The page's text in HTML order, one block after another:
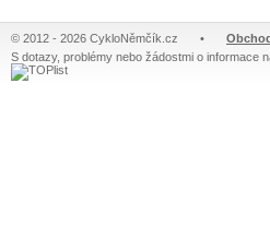
© 2012 - 2026 CykloNěmčík.cz •
S dotazy, problémy nebo žádostmi o informace